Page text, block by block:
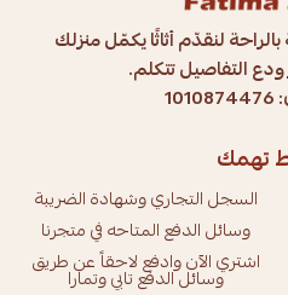
لنقدّم أثاثًا يكمّل منزلك
ودع التفاصيل تتكلم.
تهمك
السجل التجاري وشهادة الضريبة
وسائل الدفع المتاحه في متجرنا
اشتري الآن وادفع لاحقاً عن طريق
وسائل الدفع تابي وتمارا